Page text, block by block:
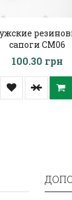
сапоги СМ06
100.30 грн